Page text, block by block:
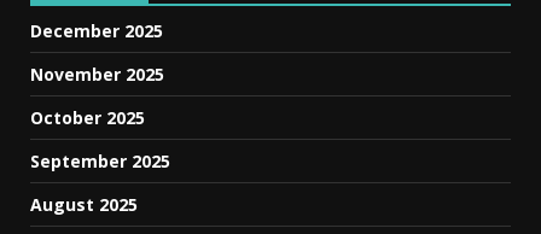
December 2025
November 2025
October 2025
September 2025
August 2025